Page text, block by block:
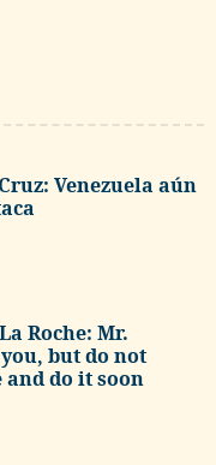
Venezuela aún
Roche: Mr.
but do not
do it soon